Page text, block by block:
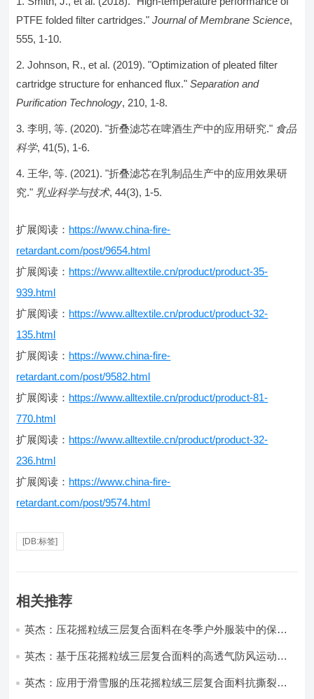
PTFE folded filter cartridges."Journal of Membrane Science,
555, 1-10.
Johnson, R., et al. (2019). "Optimization of pleated filter
cartridge structure for enhanced flux."Separation and
Purification Technology, 210, 1-8.
李明, 等. (2020). "折叠滤芯在啤酒生产中的应用研究." 食品
科学, 41(5), 1-6.
王华, 等. (2021). "折叠滤芯在乳制品生产中的应用效果研
究." 乳业科学与技术, 44(3), 1-5.
扩展阅读： https://www.china-fire-
retardant.com/post/9654.html
扩展阅读： https://www.alltextile.cn/product/product-35-
939.html
扩展阅读： https://www.alltextile.cn/product/product-32-
135.html
扩展阅读： https://www.china-fire-
retardant.com/post/9582.html
扩展阅读： https://www.alltextile.cn/product/product-81-
770.html
扩展阅读： https://www.alltextile.cn/product/product-32-
236.html
扩展阅读： https://www.china-fire-
retardant.com/post/9574.html
[DB:标签]
相关推荐
英杰：压花摇粒绒三层复合面料在冬季户外服装中的保暖
英杰：基于压花摇粒绒三层复合面料的高透气防风运动服
英杰：应用于滑雪服的压花摇粒绒三层复合面料抗撕裂与